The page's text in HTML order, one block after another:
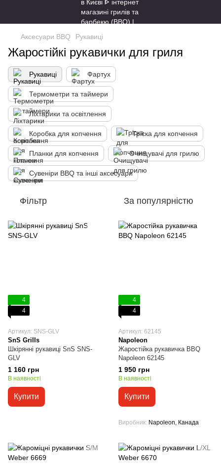
Аксесуари BBQ Рукавиці
Жаростійкі рукавички для гриля
Рукавиці Фартух
Термометри та таймери
Ліхтарики та освітлення
Коробка для копчення Тріска для копчення
Планки для копчення Очищувачі для грилю
Сувеніри BBQ та інші аксесуари
Фільтр За популярністю
4
4
Артикул: SNS-GLV
SnS Grills
Шкірянні рукавиці SnS SNS-
GLV
1 160 грн
В наявності
Купити
4
4
Артикул: 62145
Napoleon
Жаростійка рукавичка BBQ
Napoleon 62145
1 950 грн
В наявності
Купити
Виробник Napoleon, Канада